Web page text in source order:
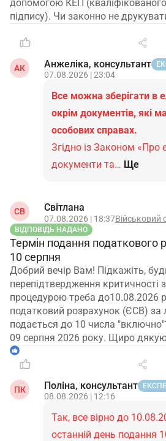
допомогою КЕП
підпису). Чи законно не
АК Анжеліка, консультант
07.08.2026 | 23:04
Все можна зберігати в
окрім документів, які
особових справах.
Згідно із Законом «Про
документи та… Ще
СВ Світлана
07.08.2026 | 18:37Військовий
ВІДПОВІДЬ НАДАНО
Термін подання податкового
10 серпня
Добрий вечір Вам! Підкажіть,
перепідтвердження
процедурою треба до10.08.2026
податковий розрахунок (ЄСВ) за
подається до 10 числа
09 серпня 2026 року. Щиро
1
ПК Поліна, консультант
08.08.2026 | 12:16
Так, все вірно до
останній день подання